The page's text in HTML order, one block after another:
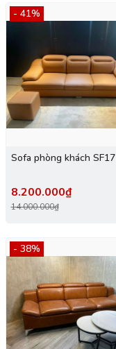
- 41%
Sofa phòng khách SF17
8.200.000₫
14.000.000₫
- 38%